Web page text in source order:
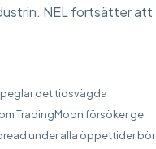
NEL fortsätter att
det tidsvägda
TradingMoon försöker ge
under alla öppettider bör